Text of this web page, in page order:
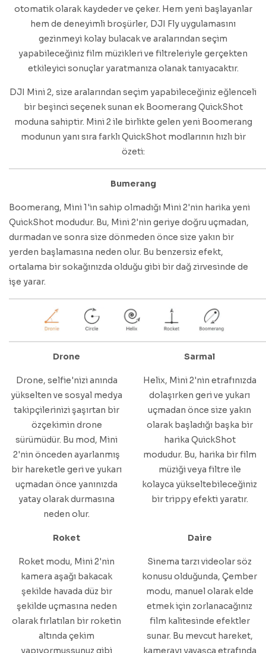
otomatik olarak kaydeder ve çeker. Hem yeni başlayanlar
hem de deneyimli broşürler, DJI Fly uygulamasını
gezinmeyi kolay bulacak ve aralarından seçim
yapabileceğiniz film müzikleri ve filtreleriyle gerçekten
etkileyici sonuçlar yaratmanıza olanak tanıyacaktır.
DJI Mini 2, size aralarından seçim yapabileceğiniz eğlenceli
bir beşinci seçenek sunan ek Boomerang QuickShot
moduna sahiptir. Mini 2 ile birlikte gelen yeni Boomerang
modunun yanı sıra farklı QuickShot modlarının hızlı bir
özeti:
Bumerang
Boomerang, Mini 1'in sahip olmadığı Mini 2'nin harika yeni
QuickShot modudur. Bu, Mini 2'nin geriye doğru uçmadan,
durmadan ve sonra size dönmeden önce size yakın bir
yerden başlamasına neden olur. Bu benzersiz efekt,
ortalama bir sokağınızda olduğu gibi bir dağ zirvesinde de
işe yarar.
Drone
Drone, selfie'nizi anında
yükselten ve sosyal medya
takipçilerinizi şaşırtan bir
özçekimin drone
sürümüdür. Bu mod, Mini
2'nin önceden ayarlanmış
bir hareketle geri ve yukarı
uçmadan önce yanınızda
yatay olarak durmasına
neden olur.
Sarmal
Helix, Mini 2'nin etrafınızda
dolaşırken geri ve yukarı
uçmadan önce size yakın
olarak başladığı başka bir
harika QuickShot
modudur. Bu, harika bir film
müziği veya filtre ile
kolayca yükseltebileceğiniz
bir trippy efekti yaratır.
Roket
Roket modu, Mini 2'nin
kamera aşağı bakacak
şekilde havada düz bir
şekilde uçmasına neden
olarak fırlatılan bir roketin
altında çekim
yapıyormuşsunuz gibi
Daire
Sinema tarzı videolar söz
konusu olduğunda, Çember
modu, manuel olarak elde
etmek için zorlanacağınız
film kalitesinde efektler
sunar. Bu mevcut hareket,
kamerayı yavaşça etrafında